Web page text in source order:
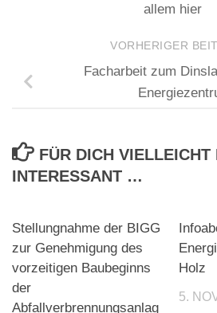
allem hier
VORHERIGER
Facharbeit zum
FÜR DICH VIELLEICHT
INTERESSANT …
Stellungnahme der BIGG
zur Genehmigung des
vorzeitigen Baubeginns
der
Abfallverbrennungsanlag
Holz
5.